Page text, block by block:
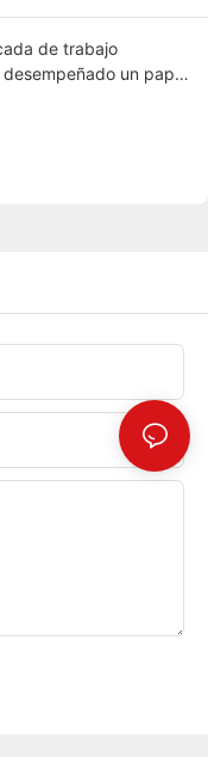
de trabajo
desempeñado un papel